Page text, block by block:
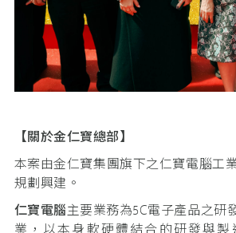
【關於金仁寶總部】
本案由金仁寶集團旗下之仁寶電腦工
規劃興建。
仁寶電腦主要業務為5C電子產品之研
業，以本身軟硬體結合的研發與